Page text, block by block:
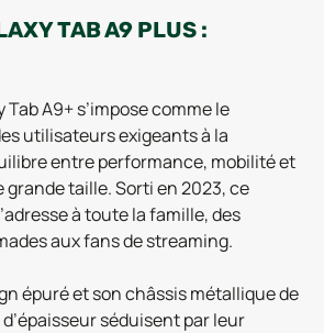
TAB A9 PLUS :
Tab A9+ s’impose comme le
utilisateurs exigeants à la
entre performance, mobilité et
taille. Sorti en 2023, ce
à toute la famille, des
aux fans de streaming.
épuré et son châssis métallique de
séduisent par leur